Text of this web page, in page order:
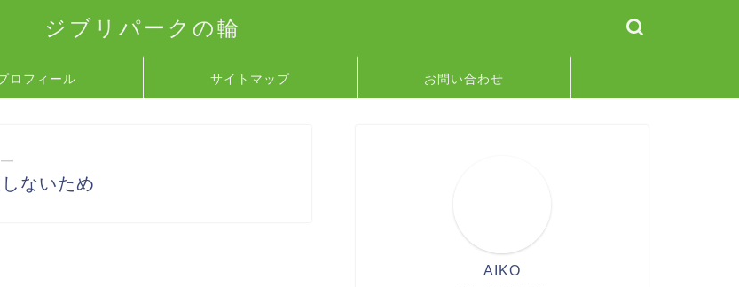
ジブリパークの輪
ロフィール サイトマップ お問い合わせ
ないため
AIKO